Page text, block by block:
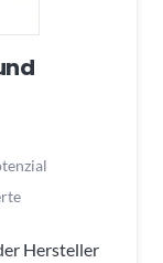
Hersteller